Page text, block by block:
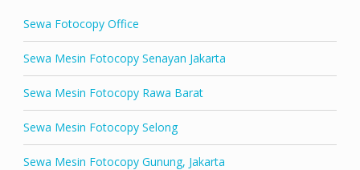
Sewa Fotocopy Office
Sewa Mesin Fotocopy Senayan Jakarta
Sewa Mesin Fotocopy Rawa Barat
Sewa Mesin Fotocopy Selong
Sewa Mesin Fotocopy Gunung, Jakarta